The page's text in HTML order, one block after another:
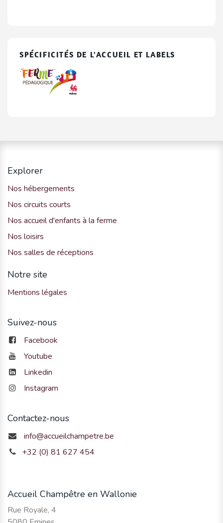
SPÉCIFICITÉS DE L'ACCUEIL ET LABELS
Explorer
Nos hébergements
Nos circuits courts
Nos accueil d'enfants à la ferme
Nos loisirs
Nos salles de réceptions
Notre site
Mentions légales
Suivez-nous
Facebook
Youtube
Linkedin
Instagram
Contactez-nous
info@accueilchampetre.be
+32 (0) 81 627 454
Accueil Champêtre en Wallonie
Rue Royale, 4